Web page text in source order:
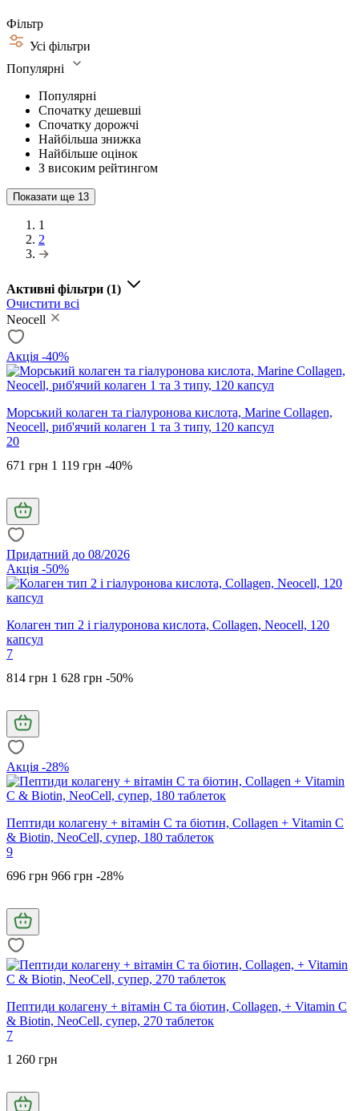
Фільтр
Усі фільтри
Популярні
Популярні
Спочатку дешевші
Спочатку дорожчі
Найбільша знижка
Найбільше оцінок
З високим рейтингом
Показати ще 13
1
2
Активні фільтри (1)
Очистити всі
Neocell
Акція -40%
Морський колаген та гіалуронова кислота, Marine Collagen,
Neocell, риб'ячий колаген 1 та 3 типу, 120 капсул
20
671 грн 1 119 грн -40%
Придатний до 08/2026
Акція -50%
Колаген тип 2 і гіалуронова кислота, Collagen, Neocell, 120
капсул
7
814 грн 1 628 грн -50%
Акція -28%
Пептиди колагену + вітамін С та біотин, Collagen + Vitamin C
& Biotin, NeoCell, супер, 180 таблеток
9
696 грн 966 грн -28%
Пептиди колагену + вітамін С та біотин, Collagen, + Vitamin C
& Biotin, NeoCell, супер, 270 таблеток
7
1 260 грн